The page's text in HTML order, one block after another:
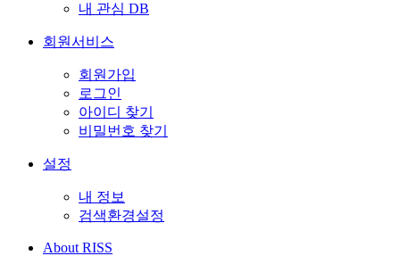
내 관심 DB
회원서비스
회원가입
로그인
아이디 찾기
비밀번호 찾기
설정
내 정보
검색환경설정
About RISS